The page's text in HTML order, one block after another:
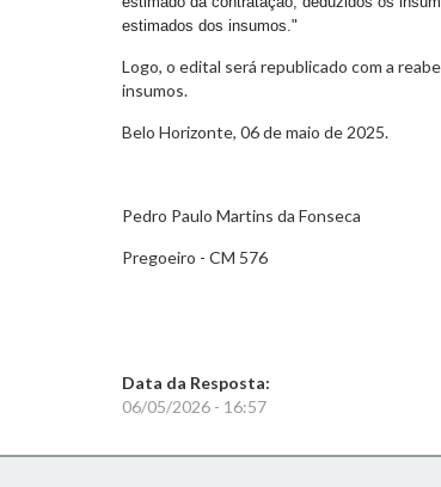
estimados dos insumos."
Logo, o edital será republicado com a
insumos.
Belo Horizonte, 06 de maio de 2025.
Pedro Paulo Martins da Fonseca
Pregoeiro - CM 576
Data da Resposta:
06/05/2026 - 16:57